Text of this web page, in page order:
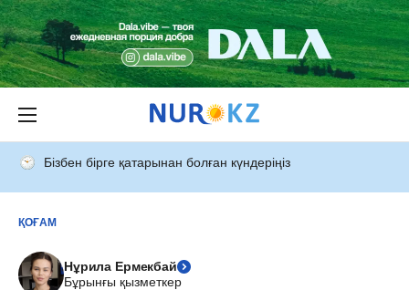
Бізбен бірге қатарынан болған күндеріңіз
ҚОҒАМ
Нұрила Ермекбай
Бұрынғы қызметкер